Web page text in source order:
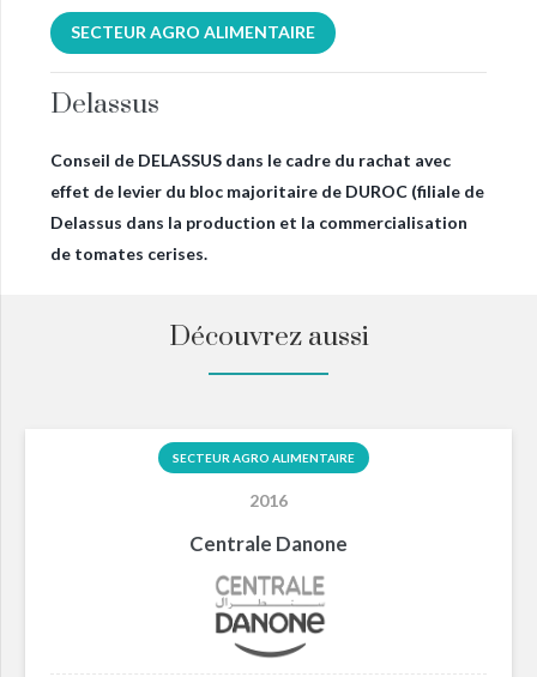
SECTEUR AGRO ALIMENTAIRE
Delassus
Conseil de DELASSUS dans le cadre du rachat avec
effet de levier du bloc majoritaire de DUROC (filiale de
Delassus dans la production et la commercialisation
de tomates cerises.
Découvrez aussi
SECTEUR AGRO ALIMENTAIRE
2016
Centrale Danone